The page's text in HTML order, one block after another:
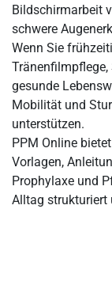
Bildschirmarbeit
schwere
Wenn Sie
gesunde
Mobilität und
unterstützen.
PPM Online
Vorlagen,
Prophylaxe und
Alltag strukturiert